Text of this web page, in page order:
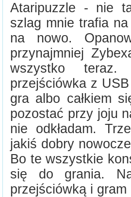
Ataripuzzle - nie
szlag mnie trafia
na nowo.
przynajmniej
wszystko teraz.
przejściówka z
gra albo całkiem
pozostać przy joju
nie odkładam.
jakiś dobry
Bo te wszystkie
się do grania.
przejściówką i